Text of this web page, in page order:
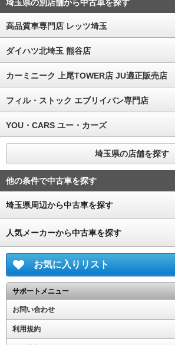
埼玉県の別店舗から中古車を探す
高品質車専門店 レッツ埼玉
ダイハツ北埼玉 熊谷店
カーミニーク 上尾TOWER店 JU適正販売店
フィル・ストック エブリイバン専門店
YOU・CARS ユー・カーズ
埼玉県の店舗を探す
他の条件で中古車を探す
埼玉県周辺から中古車を探す
人気メーカーから中古車を探す
お気に入りリスト
サポートメニュー
お問い合わせ
利用規約